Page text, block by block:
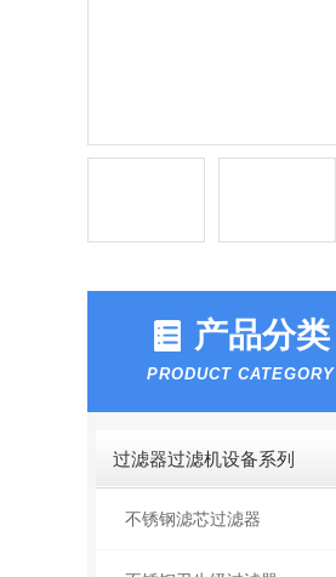
产品分类
PRODUCT CATEGORY
过滤器过滤机设备系列
不锈钢滤芯过滤器